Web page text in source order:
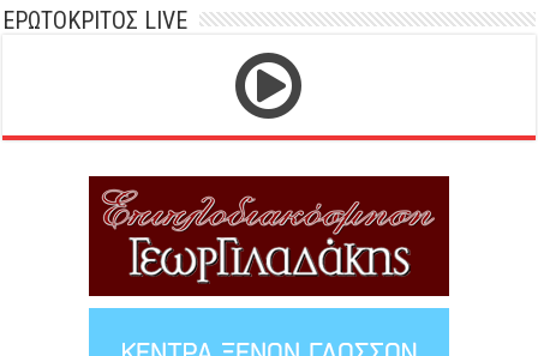
ΕΡΩΤΟΚΡΙΤΟΣ LIVE